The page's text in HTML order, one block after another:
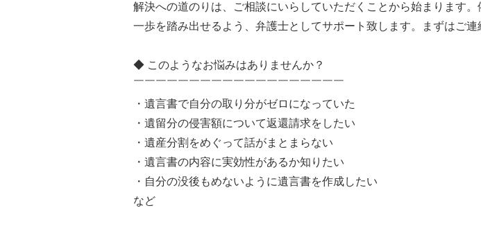
解決への道のりは、ご相談にいらしていただくことから始まります。
一歩を踏み出せるよう、弁護士としてサポート致します。まずはご連
◆ このようなお悩みはありませんか？
￣￣￣￣￣￣￣￣￣￣￣￣￣￣￣￣￣￣￣
・遺言書で自分の取り分がゼロになっていた
・遺留分の侵害額について返還請求をしたい
・遺産分割をめぐって話がまとまらない
・遺言書の内容に実効性があるか知りたい
・自分の没後もめないように遺言書を作成したい
など